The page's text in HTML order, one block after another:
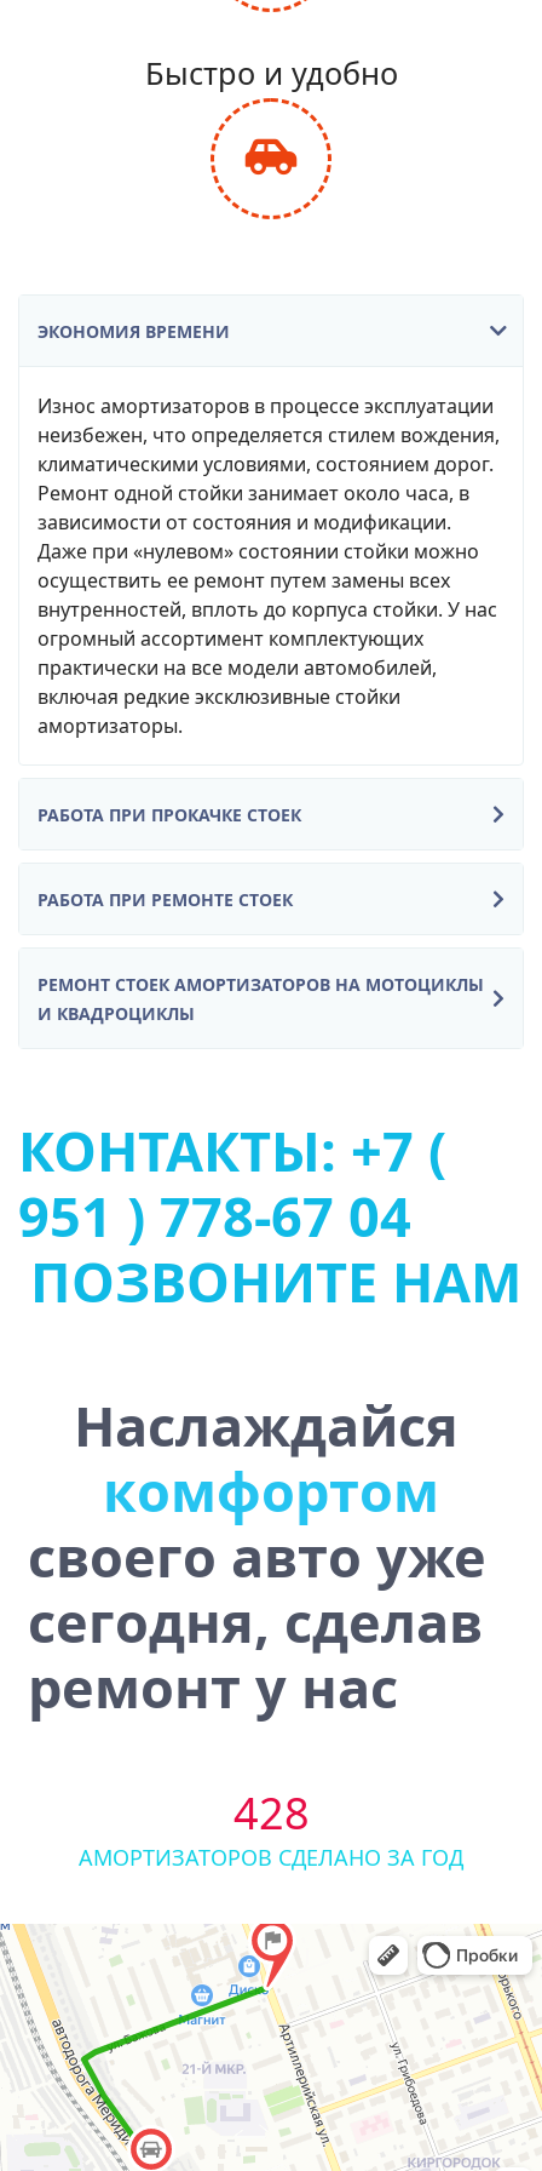
balance-
scale
Быстро и удобно
fas
fa-
ЭКОНОМИЯ ВРЕМЕНИ
Износ амортизаторов в процессе эксплуатации
неизбежен, что определяется стилем вождения,
климатическими условиями, состоянием дорог.
Ремонт одной стойки занимает около часа, в
зависимости от состояния и модификации.
Даже при «нулевом» состоянии стойки можно
осуществить ее ремонт путем замены всех
внутренностей, вплоть до корпуса стойки. У нас
огромный ассортимент комплектующих
практически на все модели автомобилей,
включая редкие эксклюзивные стойки
амортизаторы.
РАБОТА ПРИ ПРОКАЧКЕ СТОЕК
РАБОТА ПРИ РЕМОНТЕ СТОЕК
РЕМОНТ СТОЕК АМОРТИЗАТОРОВ НА МОТОЦИКЛЫ
И КВАДРОЦИКЛЫ
КОНТАКТЫ: +7 (
951 ) 778-67 04
ПОЗВОНИТЕ НАМ
Наслаждайся
сточивостью
своего авто уже
сегодня, сделав
ремонт у нас
428
АМОРТИЗАТОРОВ СДЕЛАНО ЗА ГОД